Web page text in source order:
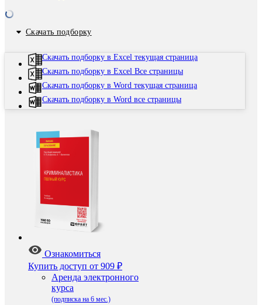
Скачать подборку
Скачать подборку в Excel текущая страница
Скачать подборку в Excel Все страницы
Скачать подборку в Word текущая страница
Скачать подборку в Word все страницы
Ознакомиться
Купить доступ от 909 ₽
Аренда электронного
курса
(подписка на 6 мес.)